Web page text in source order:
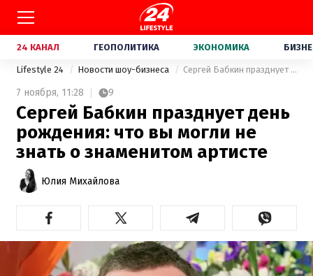
24 КАНАЛ ГЕОПОЛИТИКА ЭКОНОМИКА
Lifestyle 24 Новости шоу-бизнеса Сергей Бабкин празднует день рождения: что вы могли не знать о знаменитом артисте
7 ноября, 11:28 9
Сергей Бабкин празднует день
рождения: что вы могли не
знать о знаменитом артисте
Юлия Михайлова